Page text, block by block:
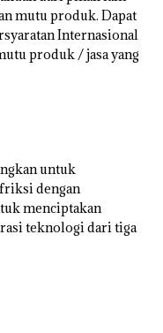
mutu produk. Dapat
Internasional
produk / jasa yang
untuk
dengan
menciptakan
teknologi dari tiga